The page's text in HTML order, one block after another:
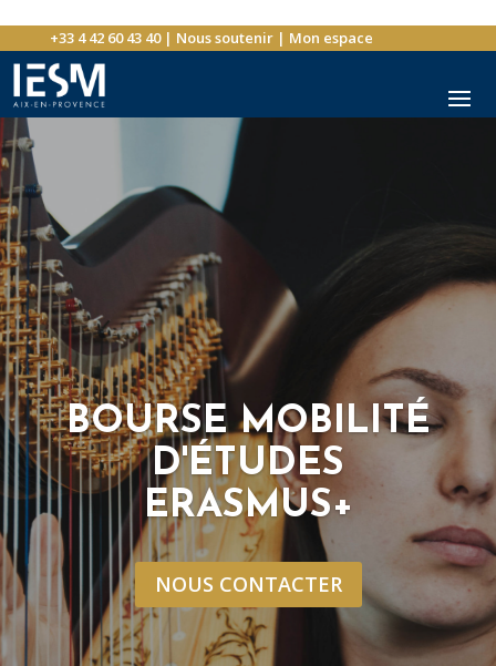
+33 4 42 60 43 40| Nous soutenir| Mon espace
BOURSE MOBILITÉ
D'ÉTUDES
ERASMUS+
NOUS CONTACTER